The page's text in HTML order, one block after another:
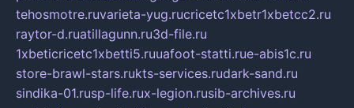
tehosmotre.ruvarieta-yug.rucricetc1xbetr1xbetcc2.ru
raytor-d.ruatillagunn.ru3d-file.ru
1xbeticricetc1xbetti5.ruuafoot-statti.rue-abis1c.ru
store-brawl-stars.rukts-services.rudark-sand.ru
sindika-01.rusp-life.rux-legion.rusib-archives.ru